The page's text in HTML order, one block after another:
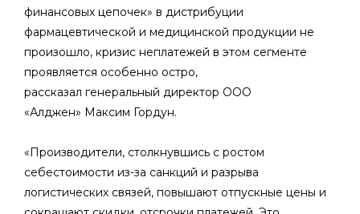
финансовых цепочек» в дистрибуции
фармацевтической и медицинской продукции не
произошло, кризис неплатежей в этом сегменте
проявляется особенно остро,
рассказал генеральный директор ООО
«Алджен» Максим Гордун.
«Производители, столкнувшись с ростом
себестоимости из-за санкций и разрыва
логистических связей, повышают отпускные цены и